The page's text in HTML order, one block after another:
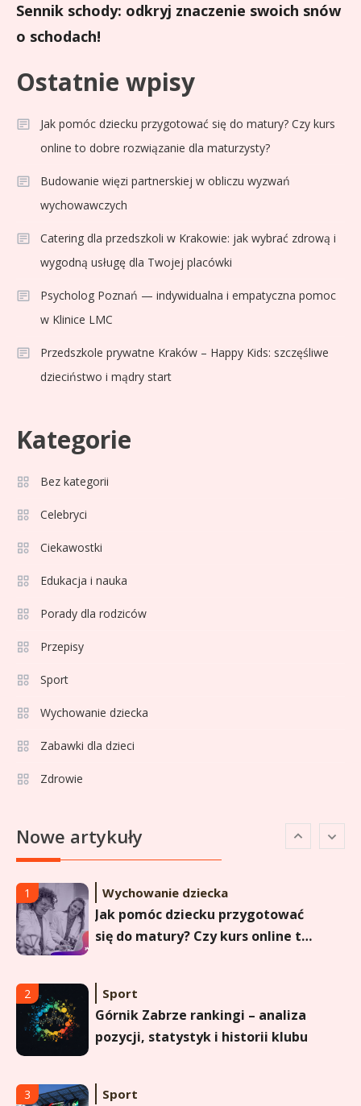
Sennik schody: odkryj znaczenie swoich snów
o schodach!
Ostatnie wpisy
Jak pomóc dziecku przygotować się do matury? Czy kurs
online to dobre rozwiązanie dla maturzysty?
Budowanie więzi partnerskiej w obliczu wyzwań
wychowawczych
Catering dla przedszkoli w Krakowie: jak wybrać zdrową i
wygodną usługę dla Twojej placówki
Psycholog Poznań — indywidualna i empatyczna pomoc
w Klinice LMC
Przedszkole prywatne Kraków – Happy Kids: szczęśliwe
dzieciństwo i mądry start
Kategorie
Bez kategorii
Celebryci
Ciekawostki
Edukacja i nauka
Porady dla rodziców
Przepisy
Sport
Wychowanie dziecka
Zabawki dla dzieci
Zdrowie
Nowe artykuły
3 Sport
formy i statystyk
4
La Liga rankingi: Tabela,
Lech Poznań rankingi: Analiza
pozycji w Ekstraklasie i
historyczne dane
1 Wychowanie dziecka
Jak pomóc dziecku przygotować
się do matury? Czy kurs online to
maturzysty?
2 Sport
Górnik Zabrze rankingi – analiza
pozycji, statystyk i historii klubu
3 Sport